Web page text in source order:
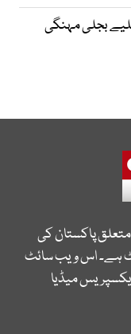
بجلی مہنگی
پاکستان کی
ہے۔ اس ویب سائٹ
میڈیا